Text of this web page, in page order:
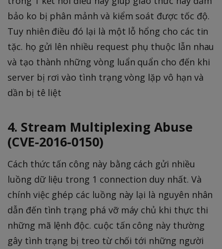
bảo ko bị phân mảnh và kiểm soát được tốc độ.
Tuy nhiên điều đó lại là một lỗ hổng cho các tin
tặc. họ gửi lên nhiều request phụ thuộc lẫn nhau
và tạo thành những vòng luẩn quẩn cho đến khi
server bị rơi vào tình trạng vòng lặp vô hạn và
dần bị tê liệt
4. Stream Multiplexing Abuse
(CVE-2016-0150)
Cách thức tấn công này bằng cách gửi nhiều
luồng dữ liệu trong 1 connection duy nhất. Và
chính việc ghép các luồng này lại là nguyên nhân
dẫn đến tình trạng phá vỡ máy chủ khi thực thi
những mã lệnh độc. cuộc tấn công này thường
gây tình trạng bị treo từ chối tới những người